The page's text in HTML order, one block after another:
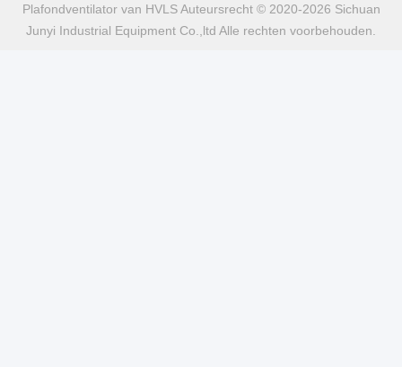
Plafondventilator van HVLS Auteursrecht © 2020-2026 Sichuan
Junyi Industrial Equipment Co.,ltd Alle rechten voorbehouden.